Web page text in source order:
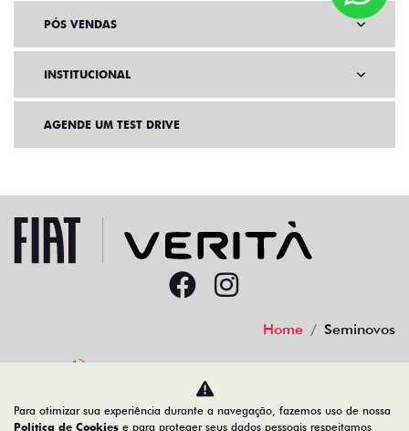
PÓS VENDAS
INSTITUCIONAL
AGENDE UM TEST DRIVE
Home Seminovos
Desacelere. Seu bem maior é a vida.
Para otimizar sua experiência durante a navegação, fazemos uso de nossa
Política de Cookies e para proteger seus dados pessoais respeitamos